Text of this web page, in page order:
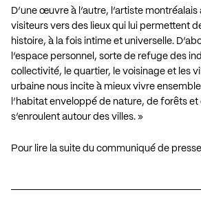
D’une œuvre à l’autre, l’artiste
visiteurs vers des lieux qui lui permettent
histoire, à la fois intime et universelle.
l’espace personnel, sorte de refuge des
collectivité, le quartier, le voisinage et les
urbaine nous incite à mieux vivre
l’habitat enveloppé de nature, de forêts
s’enroulent autour des villes. »
Pour lire la suite du communiqué de